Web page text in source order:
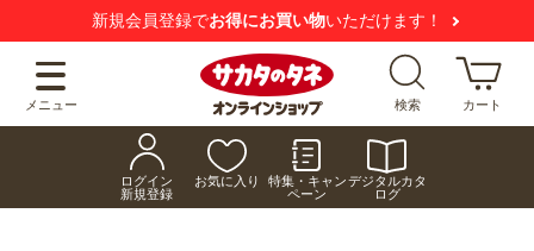
新規会員登録でお得にお買い物いただけます！
メニュー 検索 カート
ログイン
新規登録
お気に入り
特集・キャン
ペーン
デジタルカタ
ログ